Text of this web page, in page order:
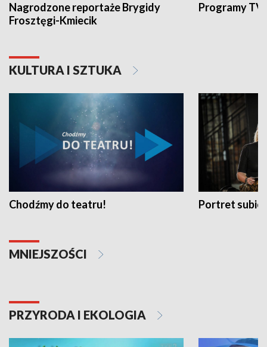
Nagrodzone reportaże Brygidy
Frosztęgi-Kmiecik
Programy
KULTURA I SZTUKA
Chodźmy do teatru! Portret
MNIEJSZOŚCI
PRZYRODA I EKOLOGIA